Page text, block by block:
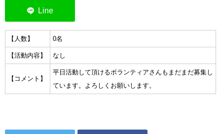
【人数】 0名
【活動内容】 なし
【コメント】
平日活動して頂けるボランティアさんもまだまだ募集し
ています。よろしくお願いします。
2026年3月11日捜索活動ボランティア募集 NEW
集中捜索活動の記録
ボランティア募集要項
ボランティアさん集合写真館